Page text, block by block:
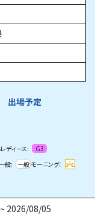
出場予定
ディース:
G3
般: 一般 モーニング：
~ 2026/08/05